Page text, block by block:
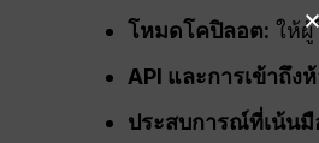
โหมดโคปิลอต: ให้ผู้
API และการเข้าถึง
ประสบการณ์ที่เน้น